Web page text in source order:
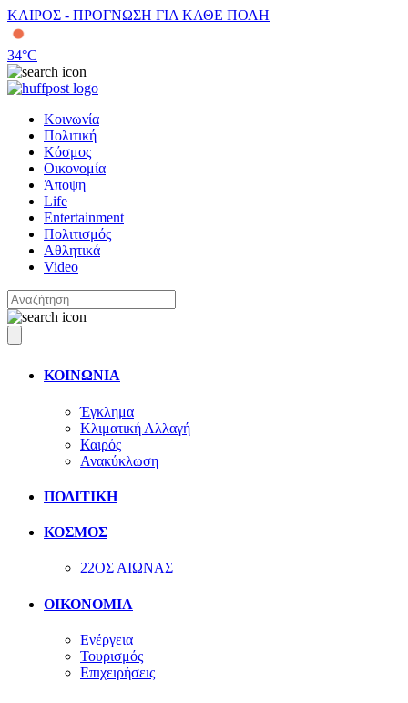
ΚΑΙΡΟΣ - ΠΡΟΓΝΩΣΗ ΓΙΑ ΚΑΘΕ ΠΟΛΗ
34°C
Κοινωνία
Πολιτική
Κόσμος
Οικονομία
Άποψη
Life
Entertainment
Πολιτισμός
Αθλητικά
Video
ΚΟΙΝΩΝΙΑ
Έγκλημα
Κλιματική Αλλαγή
Καιρός
Ανακύκλωση
ΠΟΛΙΤΙΚΗ
ΚΟΣΜΟΣ
22ΟΣ ΑΙΩΝΑΣ
ΟΙΚΟΝΟΜΙΑ
Ενέργεια
Τουρισμός
Επιχειρήσεις